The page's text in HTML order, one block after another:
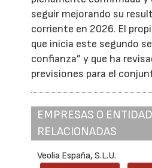
seguir mejorando su
corriente en 2026. El
que inicia este segundo
confianza” y que ha
previsiones para el
EMPRESAS O
RELACIONADAS
Veolia España, S.L.U.